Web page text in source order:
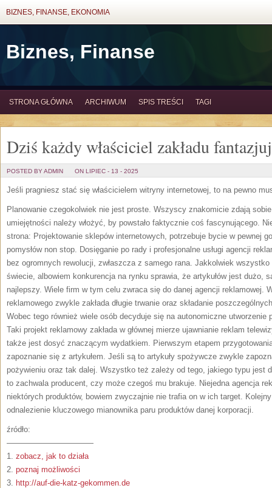
BIZNES, FINANSE, EKONOMIA
Biznes, Finanse
STRONA GŁÓWNA ARCHIWUM SPIS TREŚCI TAGI
Dziś każdy właściciel zakładu
POSTED BY ADMIN ON LIPIEC - 13 - 2025
Jeśli pragniesz stać się właścicielem witryny internetowej, to na pewno
Planowanie czegokolwiek nie jest proste. Wszyscy znakomicie zdają
umiejętności należy włożyć, by powstało faktycznie coś fascynującego.
strona: Projektowanie sklepów internetowych, potrzebuje bycie w pewnej
pomysłów non stop. Dosięganie po rady i profesjonalne usługi agencji
bez ogromnych rewolucji, zwłaszcza z samego rana. Jakkolwiek
świecie, albowiem konkurencja na rynku sprawia, że artykułów jest dużo,
najlepszy. Wiele firm w tym celu zwraca się do danej agencji reklamowej.
reklamowego zwykle zakłada długie trwanie oraz składanie
Wobec tego również wiele osób decyduje się na autonomiczne utworzenie
Taki projekt reklamowy zakłada w głównej mierze ujawnianie reklam
także jest dosyć znaczącym wydatkiem. Pierwszym etapem
zapoznanie się z artykułem. Jeśli są to artykuły spożywcze zwykle
pożywieniu oraz tak dalej. Wszystko też zależy od tego, jakiego typu jest
to zachwala producent, czy może czegoś mu brakuje. Niejedna agencja
niektórych produktów, bowiem zwyczajnie nie trafia on w ich target.
odnalezienie kluczowego mianownika paru produktów danej korporacji.
źródło:
———————————
1. zobacz, jak to działa
2. poznaj możliwości
3. http://auf-die-katz-gekommen.de